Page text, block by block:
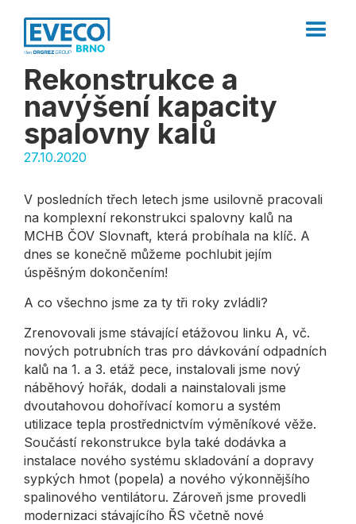
Rekonstrukce a
navýšení kapacity
spalovny kalů
27.10.2020
V posledních třech letech jsme usilovně pracovali
na komplexní rekonstrukci spalovny kalů na
MCHB ČOV Slovnaft, která probíhala na klíč. A
dnes se konečně můžeme pochlubit jejím
úspěšným dokončením!
A co všechno jsme za ty tři roky zvládli?
Zrenovovali jsme stávající etážovou linku A, vč.
nových potrubních tras pro dávkování odpadních
kalů na 1. a 3. etáž pece, instalovali jsme nový
náběhový hořák, dodali a nainstalovali jsme
dvoutahovou dohořívací komoru a systém
utilizace tepla prostřednictvím výměníkové věže.
Součástí rekonstrukce byla také dodávka a
instalace nového systému skladování a dopravy
sypkých hmot (popela) a nového výkonnějšího
spalinového ventilátoru. Zároveň jsme provedli
modernizaci stávajícího ŘS včetně nové